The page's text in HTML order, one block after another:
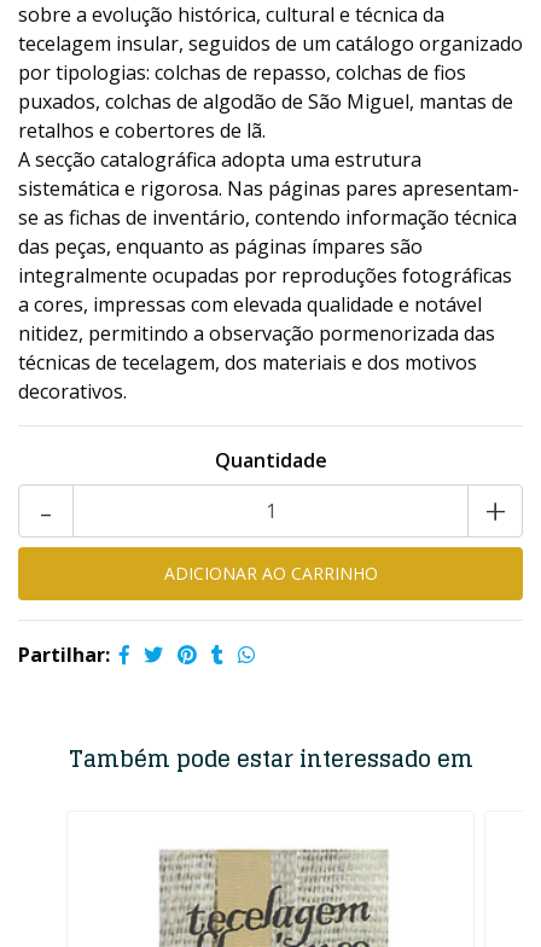
sobre a evolução histórica, cultural e técnica da
tecelagem insular, seguidos de um catálogo organizado
por tipologias: colchas de repasso, colchas de fios
puxados, colchas de algodão de São Miguel, mantas de
retalhos e cobertores de lã.
A secção catalográfica adopta uma estrutura
sistemática e rigorosa. Nas páginas pares apresentam-
se as fichas de inventário, contendo informação técnica
das peças, enquanto as páginas ímpares são
integralmente ocupadas por reproduções fotográficas
a cores, impressas com elevada qualidade e notável
nitidez, permitindo a observação pormenorizada das
técnicas de tecelagem, dos materiais e dos motivos
decorativos.
Quantidade
+
-
Partilhar:
Também pode estar interessado em